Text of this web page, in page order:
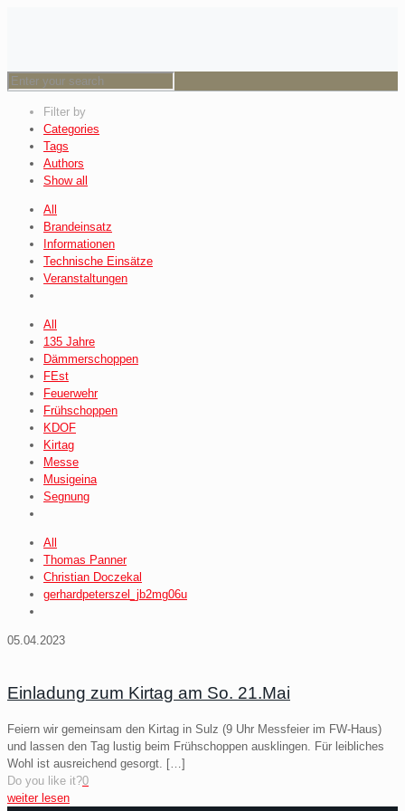
Filter by
Categories
Tags
Authors
Show all
All
Brandeinsatz
Informationen
Technische Einsätze
Veranstaltungen
All
135 Jahre
Dämmerschoppen
FEst
Feuerwehr
Frühschoppen
KDOF
Kirtag
Messe
Musigeina
Segnung
All
Thomas Panner
Christian Doczekal
gerhardpeterszel_jb2mg06u
05.04.2023
Einladung zum Kirtag am So. 21.Mai
Feiern wir gemeinsam den Kirtag in Sulz (9 Uhr Messfeier im FW-Haus)
und lassen den Tag lustig beim Frühschoppen ausklingen. Für leibliches
Wohl ist ausreichend gesorgt. […]
Do you like it?0
weiter lesen